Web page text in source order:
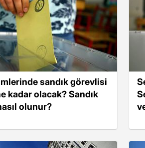
sandık görevlisi
kadar olacak? Sandık
olunur?